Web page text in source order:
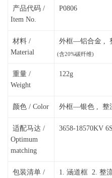
产品代码 /
Item No.
P0806
材料 /
Material
外框—铝合金 ,
(含20%碳纤维)
重量 /
Weight
122g
颜色 / Color 外框—银色 , 整
适配马达 /
Optimum
matching
3658-18570KV
包装清单 /
1. 涵道框 2. 整